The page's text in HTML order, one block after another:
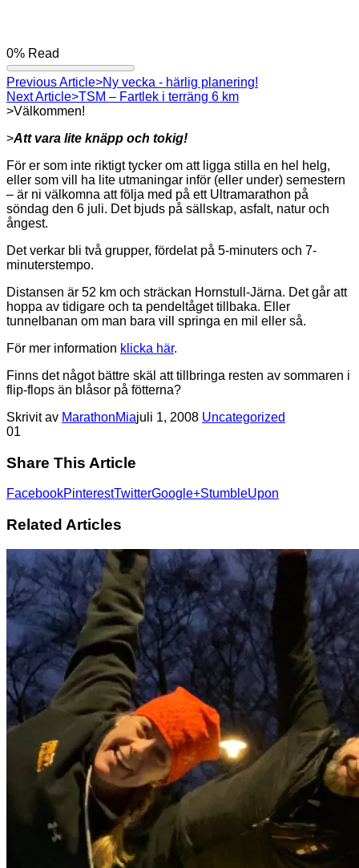
0% Read
Previous Article>Ny vecka - härlig planering!
Next Article>TSM – Fartlek i terräng 6 km
>Välkommen!
>Att vara lite knäpp och tokig!
För er som inte riktigt tycker om att ligga stilla en hel helg,
eller som vill ha lite utmaningar inför (eller under) semestern
– är ni välkomna att följa med på ett Ultramarathon på
söndag den 6 juli. Det bjuds på sällskap, asfalt, natur och
ångest.
Det verkar bli två grupper, fördelat på 5-minuters och 7-
minuterstempo.
Distansen är 52 km och sträckan Hornstull-Järna. Det går att
hoppa av tidigare och ta pendeltåget tillbaka. Eller
tunnelbanan om man bara vill springa en mil eller så.
För mer information klicka här.
Finns det något bättre skäl att tillbringa resten av sommaren i
flip-flops än blåsor på fötterna?
Skrivit av MarathonMiajuli 1, 2008 Uncategorized
01
Share This Article
FacebookPinterestTwitterGoogle+StumbleUpon
Related Articles